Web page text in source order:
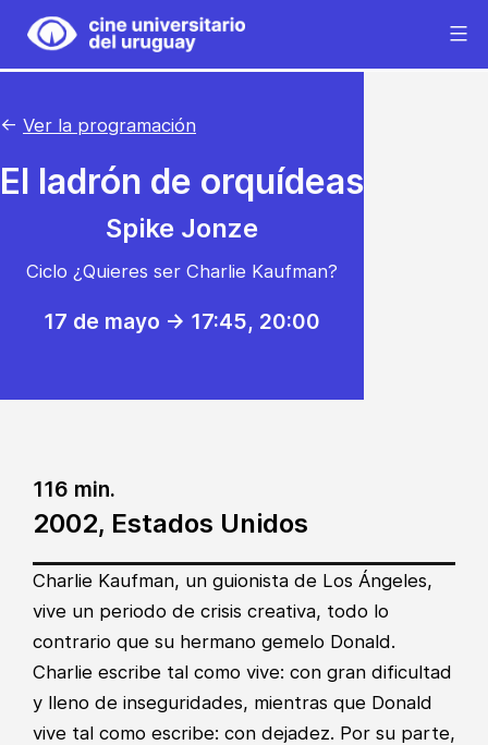
Saltar
contenido
Cine
Universitario
Uruguay
← Ver la programación
El ladrón de orquídeas
Spike Jonze
Ciclo ¿Quieres ser Charlie Kaufman?
17 de mayo -> 17:45, 20:00
2002, Estados Unidos
116 min.
Charlie Kaufman, un guionista de Los Ángeles,
vive un periodo de crisis creativa, todo lo
contrario que su hermano gemelo Donald.
Charlie escribe tal como vive: con gran dificultad
y lleno de inseguridades, mientras que Donald
vive tal como escribe: con dejadez. Por su parte,